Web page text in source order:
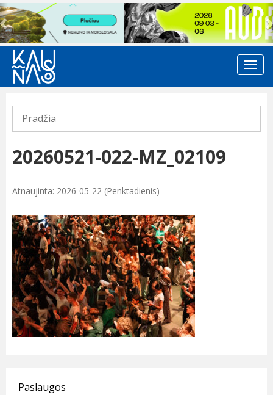
Previous
Pradžia
20260521-022-MZ_02109
Atnaujinta: 2026-05-22 (Penktadienis)
Paslaugos